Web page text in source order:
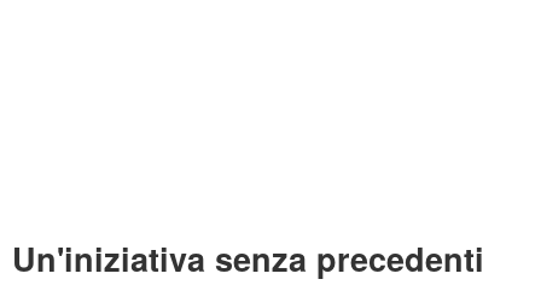
Un'iniziativa senza precedenti